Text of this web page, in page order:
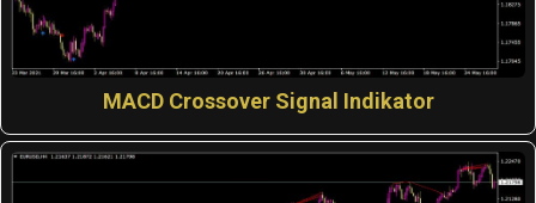
MACD Crossover Signal Indikator